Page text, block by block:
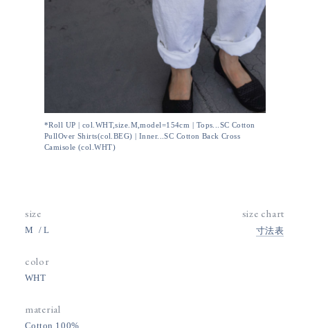
*Roll UP | col.WHT,size.M,model=154cm | Tops...SC Cotton
PullOver Shirts(col.BEG) | Inner...SC Cotton Back Cross
Camisole (col.WHT)
size size chart
M L 寸法表
color
WHT
material
Cotton 100%